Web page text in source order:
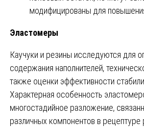
модифицированы для
Эластомеры
Каучуки и резины исследуются для
содержания наполнителей,
также оценки эффективности
Характерная особенность
многостадийное разложение,
различных компонентов в рецептуре